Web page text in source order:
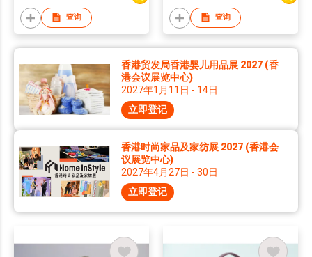
查询 查询
香港贸发局香港婴儿用品展 2027 (香
港会议展览中心)
2027年1月11日 - 14日
立即登记
香港时尚家品及家纺展 2027 (香港会
议展览中心)
2027年4月27日 - 30日
立即登记